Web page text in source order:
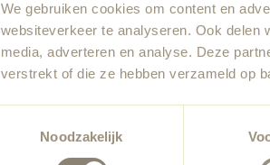
We gebruiken cookies om content en
websiteverkeer te analyseren. Ook delen
media, adverteren en analyse. Deze
verstrekt of die ze hebben verzameld op
Noodzakelijk